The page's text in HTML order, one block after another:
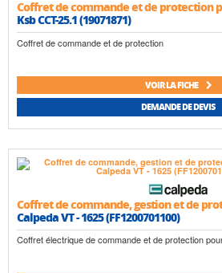
Coffret de commande et de protection
Ksb CCT-25.1 (19071871)
Coffret de commande et de protection
VOIR LA FICHE
DEMANDE DE DEVIS
Coffret de commande, gestion et de
Calpeda VT - 1625 (FF1200701100)
Coffret électrique de commande et de protection